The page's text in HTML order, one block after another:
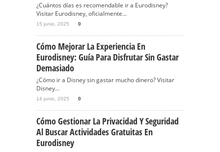
¿Cuántos días es recomendable ir a Eurodisney?
Visitar Eurodisney, oficialmente...
15 junio, 2025 0
Cómo Mejorar La Experiencia En
Eurodisney: Guía Para Disfrutar Sin Gastar
Demasiado
¿Cómo ir a Disney sin gastar mucho dinero? Visitar
Disney...
14 junio, 2025 0
Cómo Gestionar La Privacidad Y Seguridad
Al Buscar Actividades Gratuitas En
Eurodisney